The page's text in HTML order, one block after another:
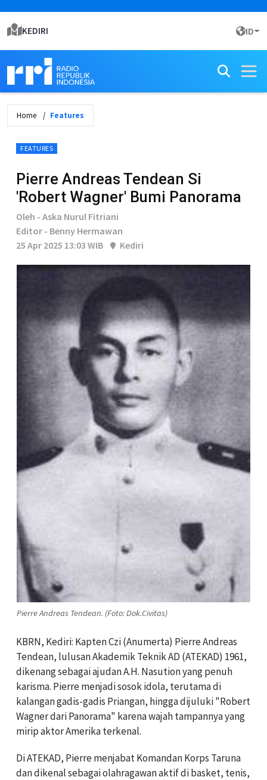
KEDIRI ID
Home Features
FEATURES
Pierre Andreas Tendean Si
'Robert Wagner' Bumi Panorama
Oleh - Aska Nurul Fitriani
Editor - Benny Hermawan
25 Apr 2025 13:03 WIB
Kediri
Pierre Andreas Tendean. (Foto: Dok.Civitas)
KBRN, Kediri: Kapten Czi (Anumerta) Pierre Andreas
Tendean, lulusan Akademik Teknik AD (ATEKAD) 1961,
dikenang sebagai ajudan A.H. Nasution yang penuh
karisma. Pierre menjadi sosok idola, terutama di
kalangan gadis-gadis Priangan, hingga dijuluki "Robert
Wagner dari Panorama" karena wajah tampannya yang
mirip aktor Amerika terkenal.
Di ATEKAD, Pierre menjabat Komandan Korps Taruna
dan dikenal sebagai olahragawan aktif di basket, tenis,